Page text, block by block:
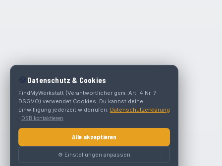
🍪 Datenschutz & Cookies
FindMyWerkstatt (Verantwortlicher gem. Art. 4 Nr. 7
DSGVO) verwendet Cookies. Du kannst deine
Einwilligung jederzeit widerrufen. Datenschutzerklärung
· DSB kontaktieren
Alle akzeptieren
⚙️ Einstellungen anpassen